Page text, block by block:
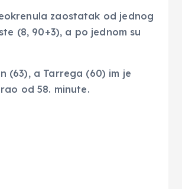
zaostatak od jednog
(8, 90+3), a po jednom su
(63), a Tarrega (60) im je
od 58. minute.